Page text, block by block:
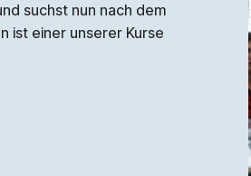
suchst nun nach dem
ist einer unserer Kurse